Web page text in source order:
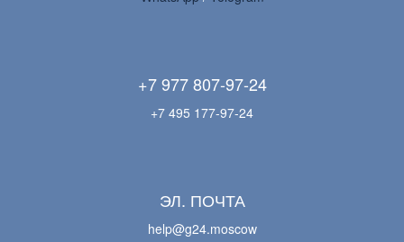
+7 977 807-97-24
+7 495 177-97-24
ЭЛ. ПОЧТА
help@g24.moscow